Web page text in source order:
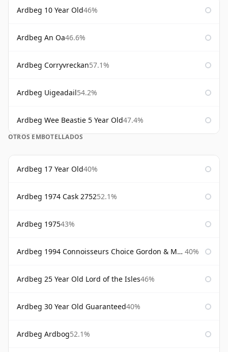
Ardbeg 10 Year Old46%
Ardbeg An Oa46.6%
Ardbeg Corryvreckan57.1%
Ardbeg Uigeadail54.2%
Ardbeg Wee Beastie 5 Year Old47.4%
OTROS EMBOTELLADOS
Ardbeg 17 Year Old40%
Ardbeg 1974 Cask 275252.1%
Ardbeg 197543%
Ardbeg 1994 Connoisseurs Choice Gordon & Macphail 40%
Ardbeg 25 Year Old Lord of the Isles46%
Ardbeg 30 Year Old Guaranteed40%
Ardbeg Ardbog52.1%